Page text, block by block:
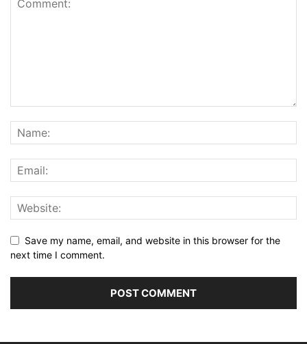
Save my name, email, and website in this browser for the
next time I comment.